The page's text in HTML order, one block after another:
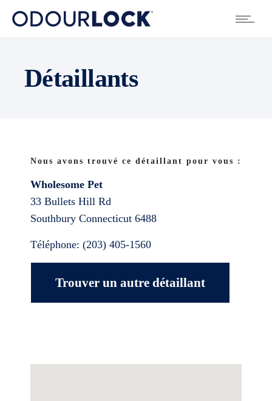
Détaillants
Nous avons trouvé ce détaillant pour vous :
Wholesome Pet
33 Bullets Hill Rd
Southbury Connecticut 6488
Téléphone: (203) 405-1560
Trouver un autre détaillant